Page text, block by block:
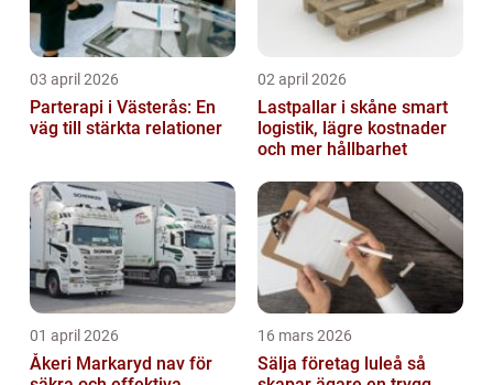
03 april 2026
Parterapi i Västerås: En
väg till stärkta relationer
02 april 2026
Lastpallar i skåne smart
logistik, lägre kostnader
och mer hållbarhet
01 april 2026
Åkeri Markaryd nav för
16 mars 2026
Sälja företag luleå så